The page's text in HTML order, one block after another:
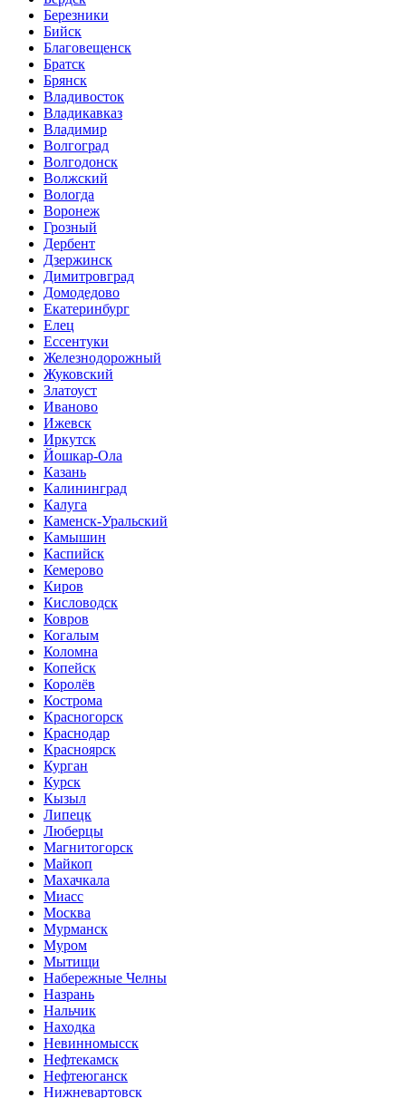
Березники
Бийск
Благовещенск
Братск
Брянск
Владивосток
Владикавказ
Владимир
Волгоград
Волгодонск
Волжский
Вологда
Воронеж
Грозный
Дербент
Дзержинск
Димитровград
Домодедово
Екатеринбург
Елец
Ессентуки
Железнодорожный
Жуковский
Златоуст
Иваново
Ижевск
Иркутск
Йошкар-Ола
Казань
Калининград
Калуга
Каменск-Уральский
Камышин
Каспийск
Кемерово
Киров
Кисловодск
Ковров
Когалым
Коломна
Копейск
Королёв
Кострома
Красногорск
Краснодар
Красноярск
Курган
Курск
Кызыл
Липецк
Люберцы
Магнитогорск
Майкоп
Махачкала
Миасс
Москва
Мурманск
Муром
Мытищи
Набережные Челны
Назрань
Нальчик
Находка
Невинномысск
Нефтекамск
Нефтеюганск
Нижневартовск